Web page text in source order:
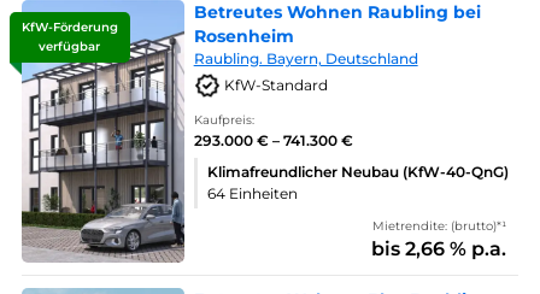
KfW-Förderung
verfügbar
Betreutes Wohnen Raubling bei
Rosenheim
Raubling. Bayern, Deutschland
KfW-Standard
Kaufpreis:
293.000 € – 741.300 €
Klimafreundlicher Neubau (KfW-40-QnG)
64 Einheiten
Mietrendite: (brutto)*¹
bis 2,66 % p.a.